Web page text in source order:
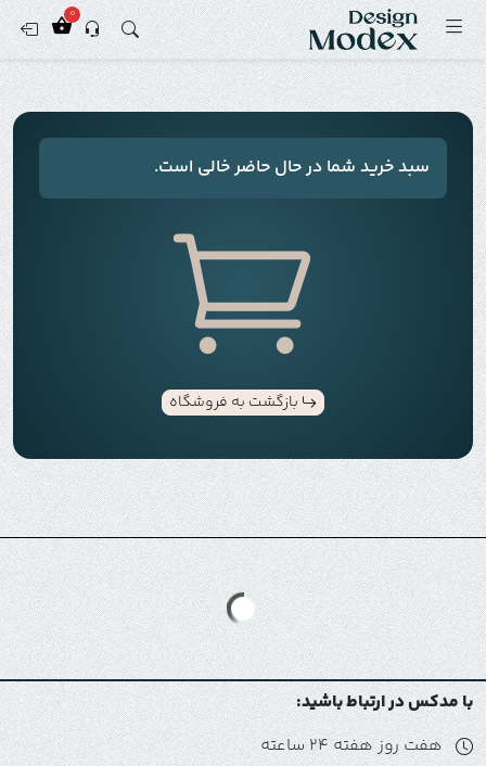
0
سبد خرید شما در حال حاضر خالی است.
بازگشت به فروشگاه
با مدکس در ارتباط باشید:
هفت روز هفته 24 ساعته